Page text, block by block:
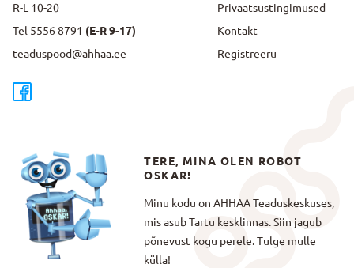
R-L 10-20
Tel 5556 8791 (E-R 9-17)
teaduspood@ahhaa.ee
Privaatsus­tingimused
Kontakt
Registreeru
TERE, MINA OLEN ROBOT
OSKAR!
Minu kodu on AHHAA Teaduskeskuses,
mis asub Tartu kesklinnas. Siin jagub
põnevust kogu perele. Tulge mulle
külla!